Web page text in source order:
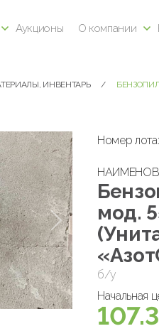
Аукционы О компании
ИНВЕНТАРЬ
Номер лота:
мод.
б/у
Начальная